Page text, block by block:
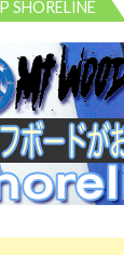
SHORELINE